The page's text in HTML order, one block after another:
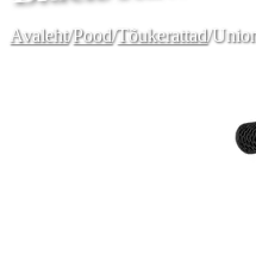
Avaleht/Pood/Tõukerattad/